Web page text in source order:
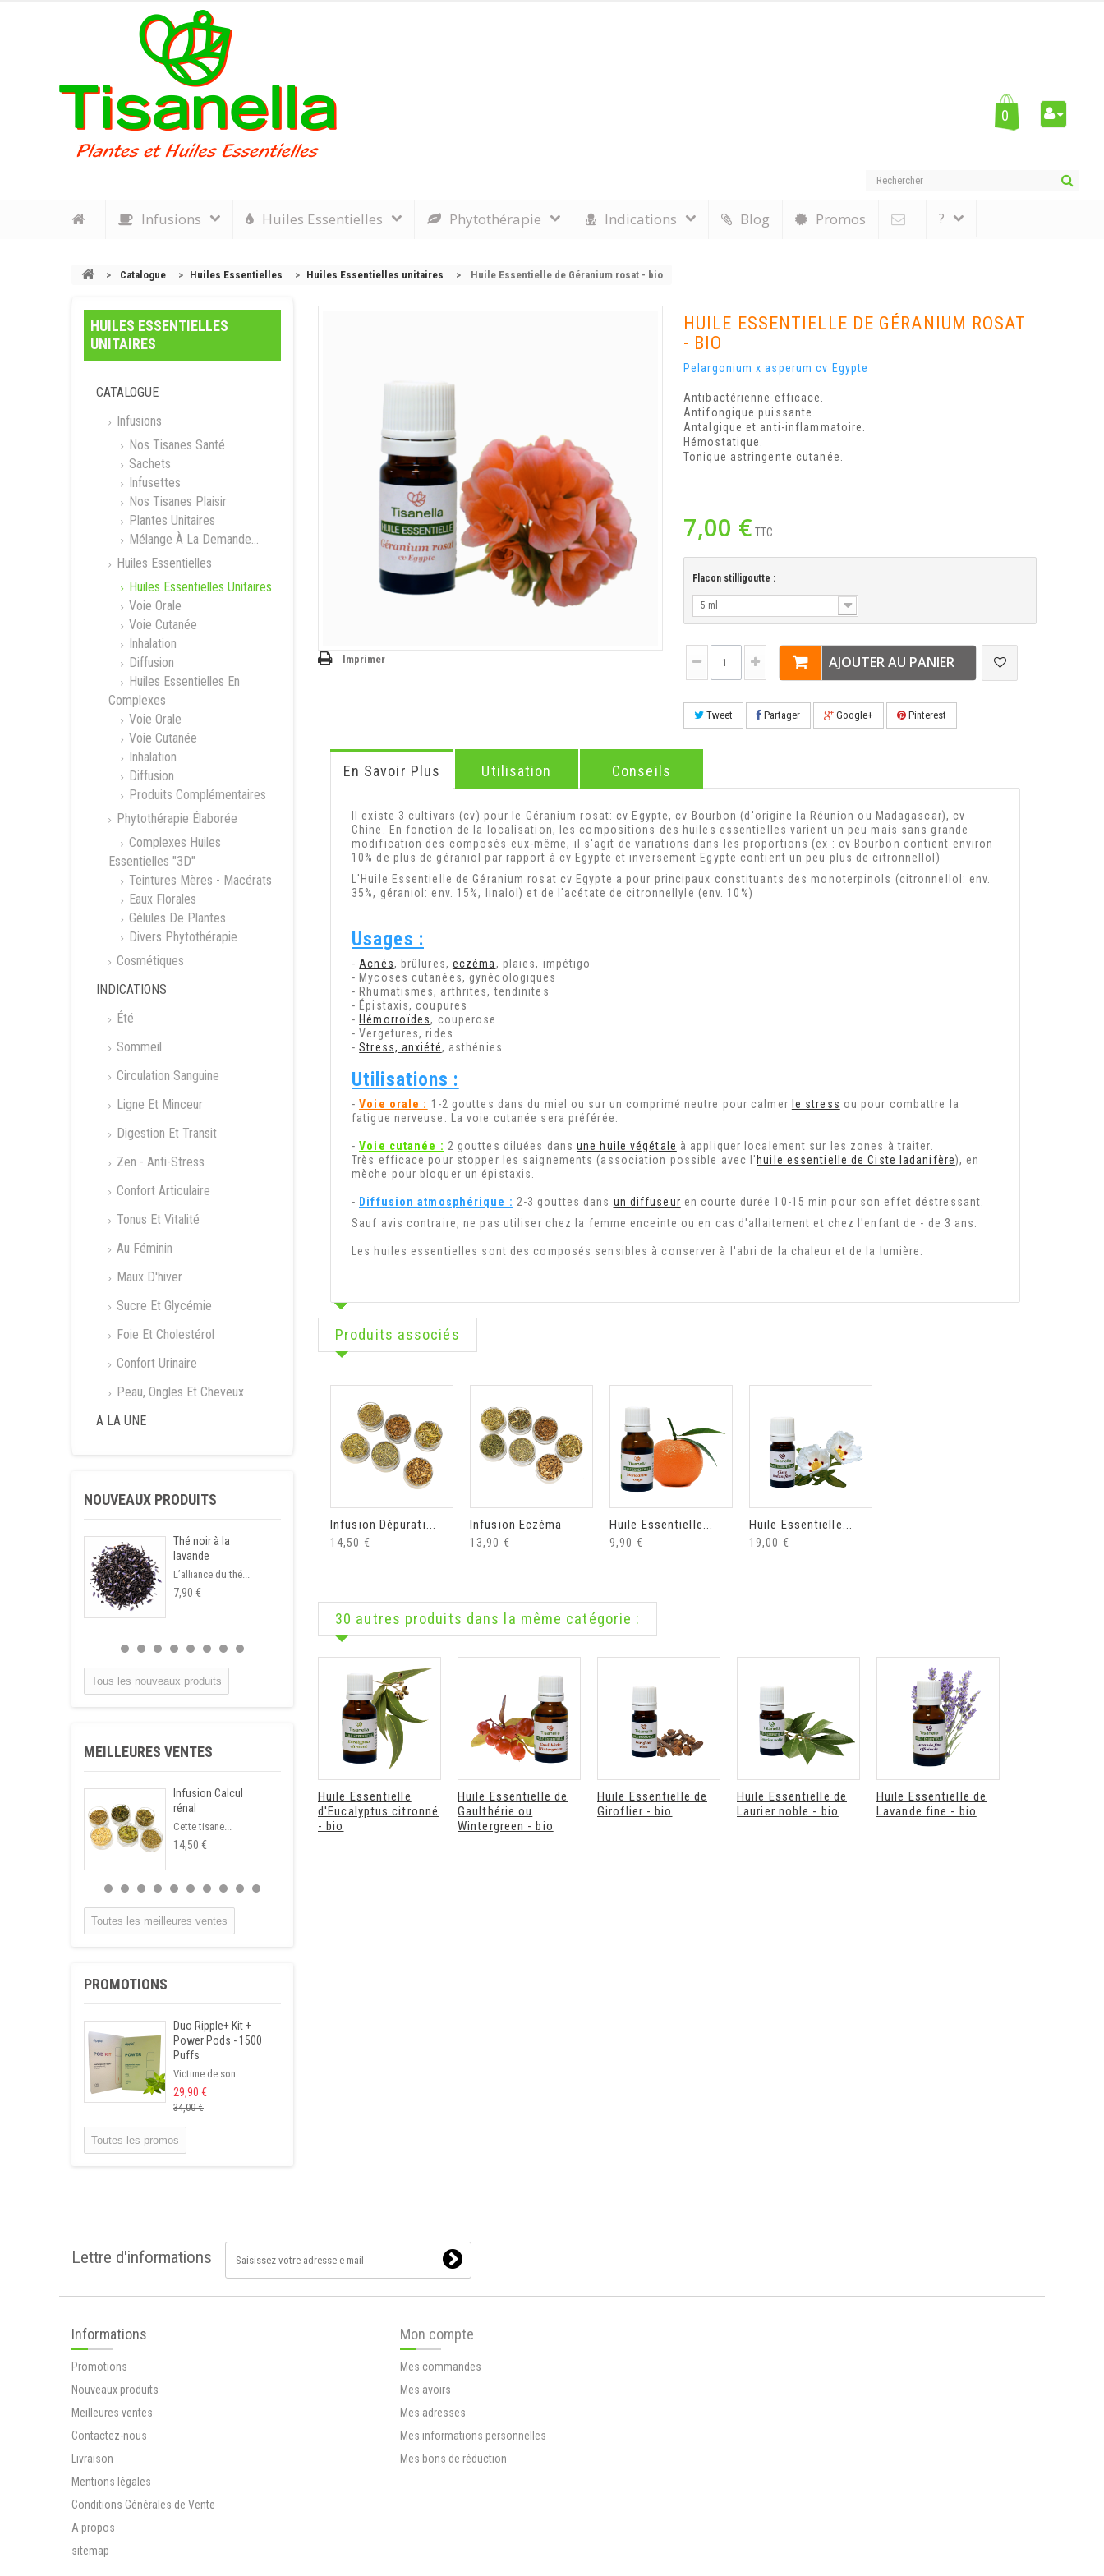
0
Infusions Huiles Essentielles Phytothérapie Indications Blog Promos ?
> Catalogue > Huiles Essentielles > Huiles Essentielles unitaires > Huile Essentielle de Géranium rosat - bio
HUILES ESSENTIELLES
UNITAIRES
CATALOGUE
Infusions
Nos Tisanes Santé
Sachets
Infusettes
Nos Tisanes Plaisir
Plantes Unitaires
Mélange À La Demande...
Huiles Essentielles
Huiles Essentielles Unitaires
Voie Orale
Voie Cutanée
Inhalation
Diffusion
Huiles Essentielles En
Complexes
Voie Orale
Voie Cutanée
Inhalation
Diffusion
Produits Complémentaires
Phytothérapie Élaborée
Complexes Huiles
Essentielles "3D"
Teintures Mères - Macérats
Eaux Florales
Gélules De Plantes
Divers Phytothérapie
Cosmétiques
INDICATIONS
Été
Sommeil
Circulation Sanguine
Ligne Et Minceur
Digestion Et Transit
Zen - Anti-Stress
Confort Articulaire
Tonus Et Vitalité
Au Féminin
Maux D'hiver
Sucre Et Glycémie
Foie Et Cholestérol
Confort Urinaire
Peau, Ongles Et Cheveux
A LA UNE
NOUVEAUX PRODUITS
Thé noir à la
lavande
L’alliance du thé...
7,90 €
Déodorant stick
Endro déodorant...
10,90 €
Déodorant
Tous les nouveaux produits
MEILLEURES VENTES
Infusion Calcul
rénal
Cette tisane...
14,50 €
Hypertension
15,90 €
Infusion Foie
Cholestérol
Mélange de...
14,90 €
Infusettes Calcul
rénal
Mélange de...
12,90 €
Recharge - 1000
Puffs
Toutes les meilleures ventes
PROMOTIONS
Duo Ripple+ Kit +
Power Pods - 1500
Puffs
Victime de son...
29,90 €
34,00 €
Toutes les promos
Imprimer
HUILE ESSENTIELLE DE GÉRANIUM ROSAT
- BIO
Pelargonium x asperum cv Egypte
Antibactérienne efficace.
Antifongique puissante.
Antalgique et anti-inflammatoire.
Hémostatique.
Tonique astringente cutanée.
7,00 € TTC
Flacon stilligoutte :
5 ml
AJOUTER AU PANIER
Tweet Partager Google+ Pinterest
En Savoir Plus Utilisation Conseils
Il existe 3 cultivars (cv) pour le Géranium rosat: cv Egypte, cv Bourbon (d'origine la Réunion ou Madagascar), cv
Chine. En fonction de la localisation, les compositions des huiles essentielles varient un peu mais sans grande
modification des composés eux-même, il s'agit de variations dans les proportions (ex : cv Bourbon contient environ
10% de plus de géraniol par rapport à cv Egypte et inversement Egypte contient un peu plus de citronnellol)
L'Huile Essentielle de Géranium rosat cv Egypte a pour principaux constituants des monoterpinols (citronnellol: env.
35%, géraniol: env. 15%, linalol) et de l'acétate de citronnellyle (env. 10%)
Usages :
- Acnés, brûlures, eczéma, plaies, impétigo
- Mycoses cutanées, gynécologiques
- Rhumatismes, arthrites, tendinites
- Épistaxis, coupures
- Hémorroïdes, couperose
- Vergetures, rides
-Stress, anxiété, asthénies
Utilisations :
-Voie orale : 1-2 gouttes dans du miel ou sur un comprimé neutre pour calmer le stress ou pour combattre la
fatigue nerveuse. La voie cutanée sera préférée.
-Voie cutanée : 2 gouttes diluées dansune huile végétale à appliquer localement sur les zones à traiter.
Très efficace pour stopper les saignements (association possible avec l' huile essentielle de Ciste ladanifère), en
mèche pour bloquer un épistaxis.
- Diffusion atmosphérique : 2-3 gouttes dans un diffuseur en courte durée 10-15 min pour son effet déstressant.
Sauf avis contraire, ne pas utiliser chez la femme enceinte ou en cas d'allaitement et chez l'enfant de - de 3 ans.
Les huiles essentielles sont des composés sensibles à conserver à l'abri de la chaleur et de la lumière.
Produits associés
Infusion Dépurati...
14,50 €
Infusion Eczéma
13,90 €
Huile Essentielle...
9,90 €
Huile Essentielle...
19,00 €
30 autres produits dans la même catégorie :
Huile Essentielle
d'Eucalyptus citronné
- bio
Huile Essentielle de
Gaulthérie ou
Wintergreen - bio
Huile Essentielle de
Giroflier - bio
Huile Essentielle de
Laurier noble - bio
Huile Essentielle de
Lavande fine - bio
Lettre d'informations
Informations
Promotions
Nouveaux produits
Meilleures ventes
Contactez-nous
Livraison
Mentions légales
Conditions Générales de Vente
A propos
sitemap
Mon compte
Mes commandes
Mes avoirs
Mes adresses
Mes informations personnelles
Mes bons de réduction